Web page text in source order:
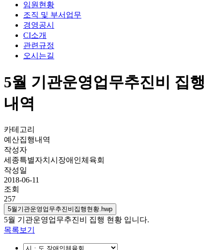
임원현황
조직 및 부서업무
경영공시
CI소개
관련규정
오시는길
5월 기관운영업무추진비 집행
내역
카테고리
예산집행내역
작성자
세종특별자치시장애인체육회
작성일
2018-06-11
조회
257
5월기관운영업무추진비집행현황.hwp
5월 기관운영업무추진비 집행 현황 입니다.
목록보기